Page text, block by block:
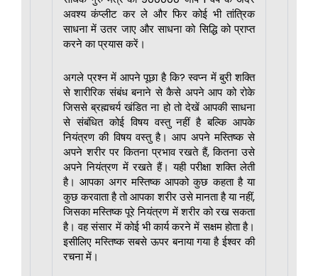
अवश्य कंप्लीट कर ले और फिर कोई भी तांत्रिक
साधना में उतर जाए और साधना को सिद्धि को प्राप्त
करने का प्रयास करें।
अगले प्रश्न में आपने पूछा है कि? स्वप्न में बुरी शक्ति
से शारीरिक संबंध बनाने से कैसे अपने आप को रोके
जिससे ब्रह्मचर्य खंडित ना हो तो देखें आपकी साधना
से संबंधित कोई विषय वस्तु नहीं है बल्कि आपके
नियंत्रण की विषय वस्तु है। आप अपने मस्तिष्क से
अपने शरीर पर कितना प्रभाव रखते हैं, कितना उसे
अपने नियंत्रण में रखते हैं। यही परीक्षा शक्ति लेती
है। आपका अगर मस्तिष्क आपको कुछ कहता है या
कुछ करवाता है तो आपका शरीर उसे मानता है या नहीं,
जिसका मस्तिष्क पूरे नियंत्रण में शरीर को रख सकता
है। वह संसार में कोई भी कार्य करने में सक्षम होता है।
इसीलिए मस्तिष्क सबसे ऊपर बनाया गया है ईश्वर की
रचना में।